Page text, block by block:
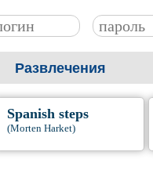
Развлечения
Spanish steps
(Morten Harket)